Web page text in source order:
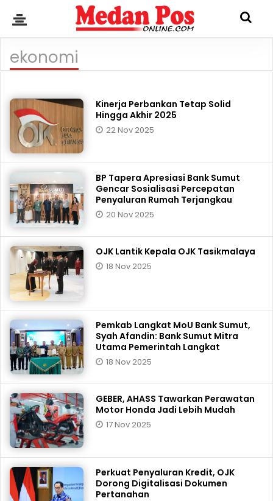
ekonomi
Kinerja Perbankan Tetap Solid
Hingga Akhir 2025
22 Nov 2025
BP Tapera Apresiasi Bank Sumut
Gencar Sosialisasi Percepatan
Penyaluran Rumah Terjangkau
20 Nov 2025
OJK Lantik Kepala OJK Tasikmalaya
18 Nov 2025
Pemkab Langkat MoU Bank Sumut,
Syah Afandin: Bank Sumut Mitra
Utama Pemerintah Langkat
18 Nov 2025
GEBER, AHASS Tawarkan Perawatan
Motor Honda Jadi Lebih Mudah
17 Nov 2025
Perkuat Penyaluran Kredit, OJK
Dorong Digitalisasi Dokumen
Pertanahan